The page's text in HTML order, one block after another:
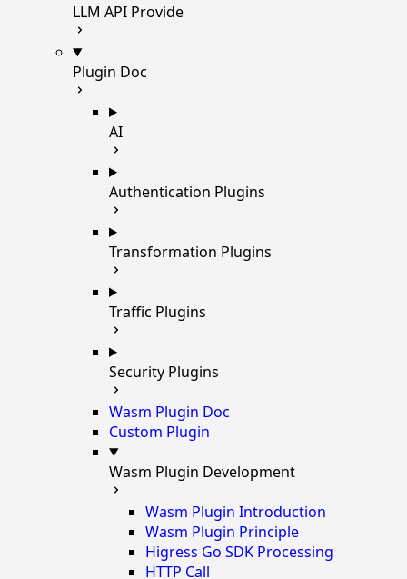
LLM API Provide
Plugin Doc
AI
Authentication Plugins
Transformation Plugins
Traffic Plugins
Security Plugins
Wasm Plugin Doc
Custom Plugin
Wasm Plugin Development
Wasm Plugin Introduction
Wasm Plugin Principle
Higress Go SDK Processing
HTTP Call